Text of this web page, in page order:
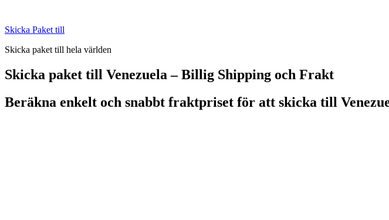
content
Skicka Paket till
Skicka paket till hela världen
Skicka paket till Venezuela – Billig Shipping och Frakt
Beräkna enkelt och snabbt fraktpriset för att skicka till